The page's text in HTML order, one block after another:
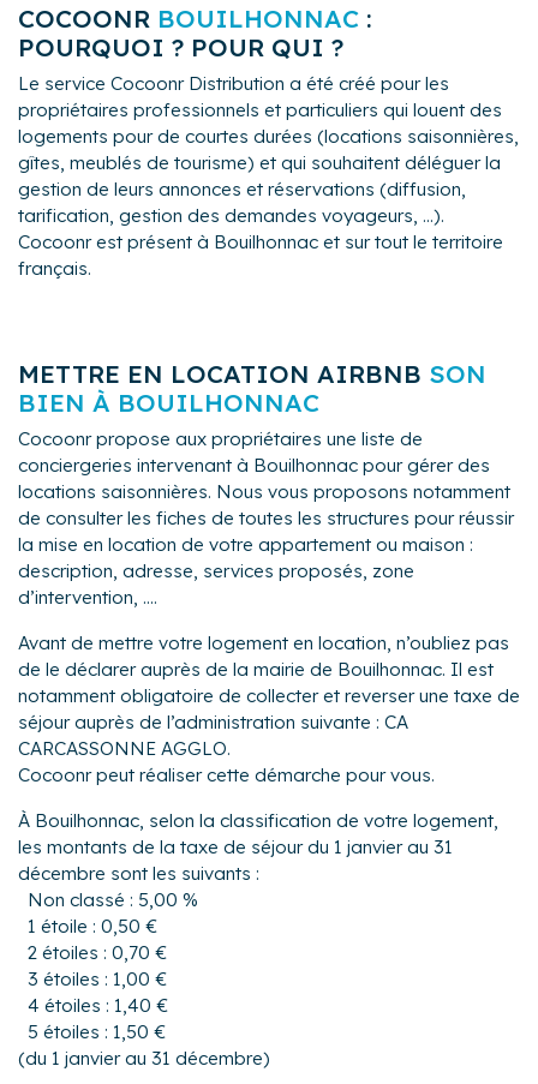
COCOONR BOUILHONNAC :
POURQUOI ? POUR QUI ?
Le service Cocoonr Distribution a été créé pour les
propriétaires professionnels et particuliers qui louent des
logements pour de courtes durées (locations saisonnières,
gîtes, meublés de tourisme) et qui souhaitent déléguer la
gestion de leurs annonces et réservations (diffusion,
tarification, gestion des demandes voyageurs, ...).
Cocoonr est présent à Bouilhonnac et sur tout le territoire
français.
METTRE EN LOCATION AIRBNB SON
BIEN À BOUILHONNAC
Cocoonr propose aux propriétaires une liste de
conciergeries intervenant à Bouilhonnac pour gérer des
locations saisonnières. Nous vous proposons notamment
de consulter les fiches de toutes les structures pour réussir
la mise en location de votre appartement ou maison :
description, adresse, services proposés, zone
d’intervention, ....
Avant de mettre votre logement en location, n’oubliez pas
de le déclarer auprès de la mairie de Bouilhonnac. Il est
notamment obligatoire de collecter et reverser une taxe de
séjour auprès de l’administration suivante : CA
CARCASSONNE AGGLO.
Cocoonr peut réaliser cette démarche pour vous.
À Bouilhonnac, selon la classification de votre logement,
les montants de la taxe de séjour du 1 janvier au 31
décembre sont les suivants :
Non classé : 5,00 %
1 étoile : 0,50 €
2 étoiles : 0,70 €
3 étoiles : 1,00 €
4 étoiles : 1,40 €
5 étoiles : 1,50 €
(du 1 janvier au 31 décembre)